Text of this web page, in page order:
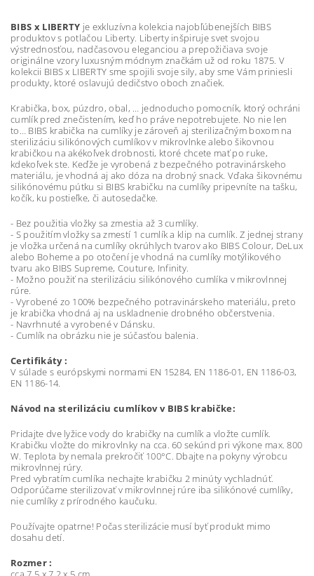
BIBS x LIBERTY je exkluzívna kolekcia najobľúbenejších BIBS
produktov s potlačou Liberty. Liberty inšpiruje svet svojou
výstrednosťou, nadčasovou eleganciou a prepožičiava svoje
originálne vzory luxusným módnym značkám už od roku 1875. V
kolekcii BIBS x LIBERTY sme spojili svoje sily, aby sme Vám priniesli
produkty, ktoré oslavujú dedičstvo oboch značiek.
Krabička, box, púzdro, obal, … jednoducho pomocník, ktorý ochráni
cumlík pred znečistením, keď ho práve nepotrebujete. No nie len
to… BIBS krabička na cumlíky je zároveň aj sterilizačným boxom na
sterilizáciu silikónových cumlíkov v mikrovlnke alebo šikovnou
krabičkou na akékoľvek drobnosti, ktoré chcete mať po ruke,
kdekoľvek ste. Keďže je vyrobená z bezpečného potravinárskeho
materiálu, je vhodná aj ako dóza na drobný snack. Vďaka šikovnému
silikónovému pútku si BIBS krabičku na cumlíky pripevníte na tašku,
kočík, ku postieľke, či autosedačke.
- Bez použitia vložky sa zmestia až 3 cumlíky.
- S použitím vložky sa zmestí 1 cumlík a klip na cumlík. Z jednej strany
je vložka určená na cumlíky okrúhlych tvarov ako BIBS Colour, DeLux
alebo Boheme a po otočení je vhodná na cumlíky motýlikového
tvaru ako BIBS Supreme, Couture, Infinity.
- Možno použiť na sterilizáciu silikónového cumlíka v mikrovlnnej
rúre.
- Vyrobené zo 100% bezpečného potravinárskeho materiálu, preto
je krabička vhodná aj na uskladnenie drobného občerstvenia.
- Navrhnuté a vyrobené v Dánsku.
- Cumlík na obrázku nie je súčasťou balenia.
Certifikáty :
V súlade s európskymi normami EN 15284, EN 1186-01, EN 1186-03,
EN 1186-14.
Návod na sterilizáciu cumlíkov v BIBS krabičke:
Pridajte dve lyžice vody do krabičky na cumlík a vložte cumlík.
Krabičku vložte do mikrovlnky na cca. 60 sekúnd pri výkone max. 800
W. Teplota by nemala prekročiť 100°C. Dbajte na pokyny výrobcu
mikrovlnnej rúry.
Pred vybratím cumlíka nechajte krabičku 2 minúty vychladnúť.
Odporúčame sterilizovať v mikrovlnnej rúre iba silikónové cumlíky,
nie cumlíky z prírodného kaučuku.
Používajte opatrne! Počas sterilizácie musí byť produkt mimo
dosahu detí.
Rozmer :